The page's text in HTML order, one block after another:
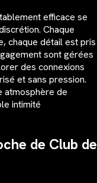
efficace se
Chaque
chaque détail est pris
sont gérées
des connexions
et sans pression.
atmosphère de
intimité
de Club de